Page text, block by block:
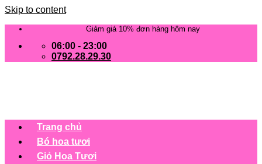
Skip to content
Giảm giá 10% đơn hàng hôm nay
06:00 - 23:00
0792.28.29.30
Trang chủ
Bó hoa tươi
Giỏ Hoa Tươi